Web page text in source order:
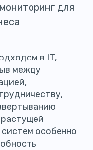
для
в IT,
между
особенно